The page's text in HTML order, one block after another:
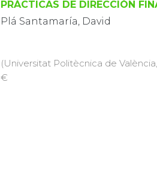
PRÁCTICAS DE DIRECCIÓN
Plá Santamaría, David
(Universitat Politècnica de València,
€